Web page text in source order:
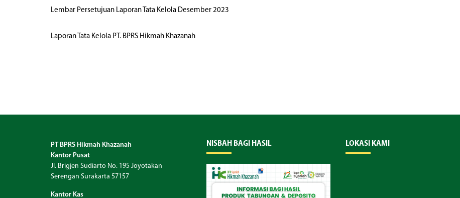
Lembar Persetujuan Laporan Tata Kelola Desember 2023
Laporan Tata Kelola PT. BPRS Hikmah Khazanah
PT BPRS Hikmah Khazanah
Kantor Pusat
Jl. Brigjen Sudiarto No. 195 Joyotakan
Serengan Surakarta 57157
Kantor Kas
NISBAH BAGI HASIL LOKASI KAMI